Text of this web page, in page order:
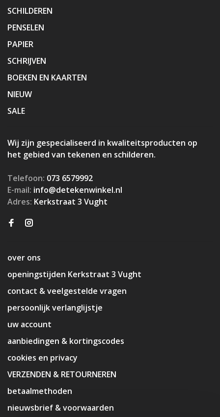
SCHILDEREN
PENSELEN
PAPIER
SCHRIJVEN
BOEKEN EN KAARTEN
NIEUW
SALE
Wij zijn gespecialiseerd in kwaliteitsproducten op
het gebied van tekenen en schilderen.
Telefoon: 073 6579992
E-mail: info@detekenwinkel.nl
Adres: Kerkstraat 3 Vught
over ons
openingstijden Kerkstraat 3 Vught
contact & veelgestelde vragen
persoonlijk verlanglijstje
uw account
aanbiedingen & kortingscodes
cookies en privacy
VERZENDEN & RETOURNEREN
betaalmethoden
nieuwsbrief & voorwaarden